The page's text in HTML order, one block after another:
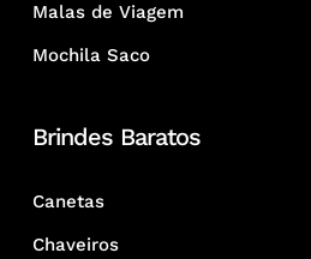
Malas de Viagem
Mochila Saco
Brindes Baratos
Canetas
Chaveiros